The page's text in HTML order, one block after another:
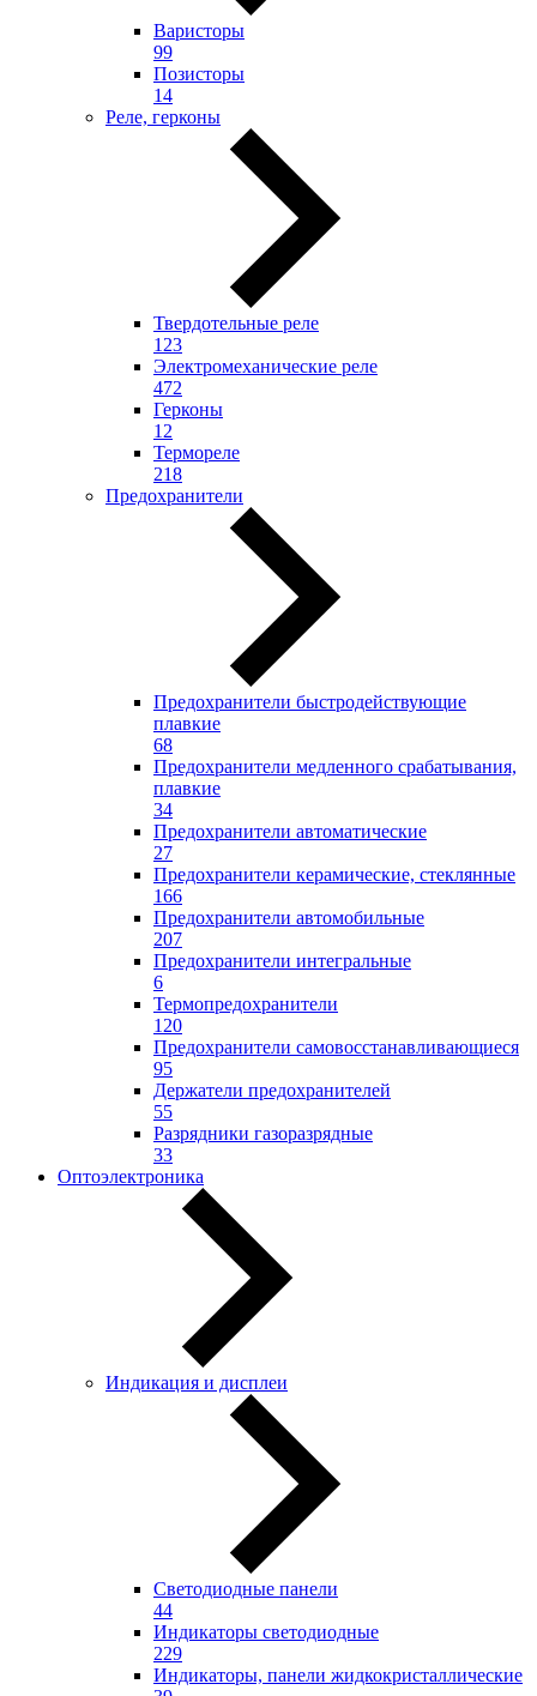
Варисторы
99
Позисторы
14
Реле, герконы
Твердотельные реле
123
Электромеханические реле
472
Герконы
12
Термореле
218
Предохранители
Предохранители быстродействующие
плавкие
68
Предохранители медленного срабатывания,
плавкие
34
Предохранители автоматические
27
Предохранители керамические, стеклянные
166
Предохранители автомобильные
207
Предохранители интегральные
6
Термопредохранители
120
Предохранители самовосстанавливающиеся
95
Держатели предохранителей
55
Разрядники газоразрядные
33
Оптоэлектроника
Индикация и дисплеи
Светодиодные панели
44
Индикаторы светодиодные
229
Индикаторы, панели жидкокристаллические